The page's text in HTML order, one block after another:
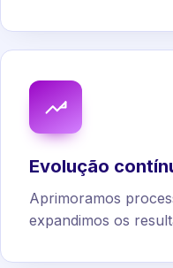
Evolução
Aprimoramos
expandimos os